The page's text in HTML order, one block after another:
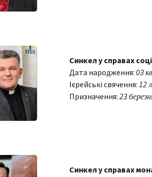
Синкел у справах
Дата народження: 03
Ієрейські свячення: 12
Призначення: 23
Синкел у справах